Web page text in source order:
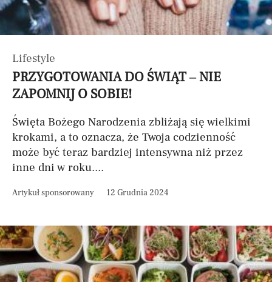
Lifestyle
PRZYGOTOWANIA DO ŚWIĄT – NIE
ZAPOMNIJ O SOBIE!
Święta Bożego Narodzenia zbliżają się wielkimi
krokami, a to oznacza, że Twoja codzienność
może być teraz bardziej intensywna niż przez
inne dni w roku....
Artykuł sponsorowany 12 Grudnia 2024